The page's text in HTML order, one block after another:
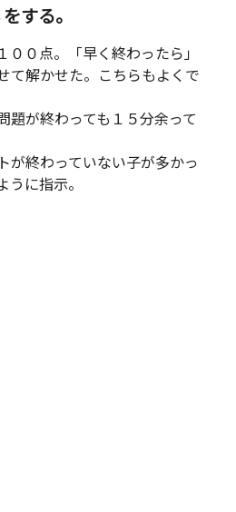
する。
００点。「早く終わったら」
て解かせた。こちらもよくで
題が終わっても１５分余って
が終わっていない子が多かっ
うに指示。